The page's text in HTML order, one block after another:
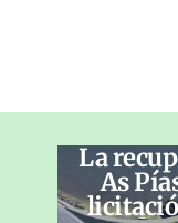
La
As